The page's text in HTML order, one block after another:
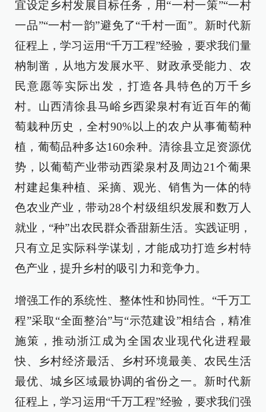
宜设定乡村发展目标任务，用“一村一策”“一村
一品”“一村一韵”避免了“千村一面”。新时代新
征程上，学习运用“千万工程”经验，要求我们量
枘制凿，从地方发展水平、财政承受能力、农
民意愿等实际出发，打造各具特色的万千乡
村。山西清徐县马峪乡西梁泉村有近百年的葡
萄栽种历史，全村90%以上的农户从事葡萄种
植，葡萄品种多达160余种。清徐县立足资源优
势，以葡萄产业带动西梁泉村及周边21个葡果
村建起集种植、采摘、观光、销售为一体的特
色农业产业，带动28个村级组织发展和数万人
就业，“种”出农民群众香甜新生活。实践证明，
只有立足实际科学谋划，才能成功打造乡村特
色产业，提升乡村的吸引力和竞争力。
增强工作的系统性、整体性和协同性。“千万工
程”采取“全面整治”与“示范建设”相结合，精准
施策，推动浙江成为全国农业现代化进程最
快、乡村经济最活、乡村环境最美、农民生活
最优、城乡区域最协调的省份之一。新时代新
征程上，学习运用“千万工程”经验，要求我们强